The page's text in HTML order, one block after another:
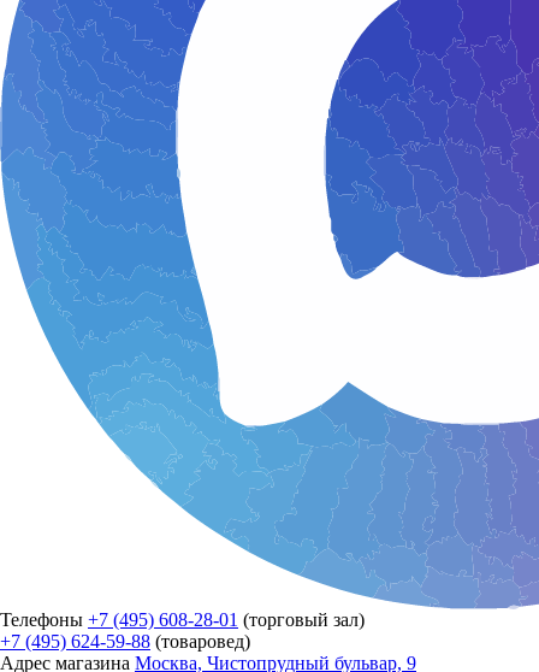
Телефоны +7 (495) 608-28-01 (торговый зал)
+7 (495) 624-59-88 (товаровед)
Адрес магазина Москва, Чистопрудный бульвар, 9